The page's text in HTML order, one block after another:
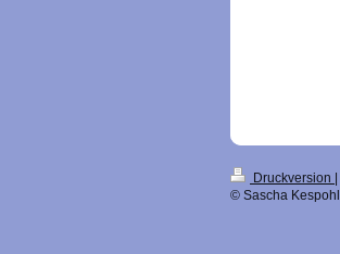
Druckversion |
© Sascha Kespohl